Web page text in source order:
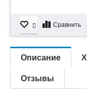
Сравнить
Описание
Отзывы